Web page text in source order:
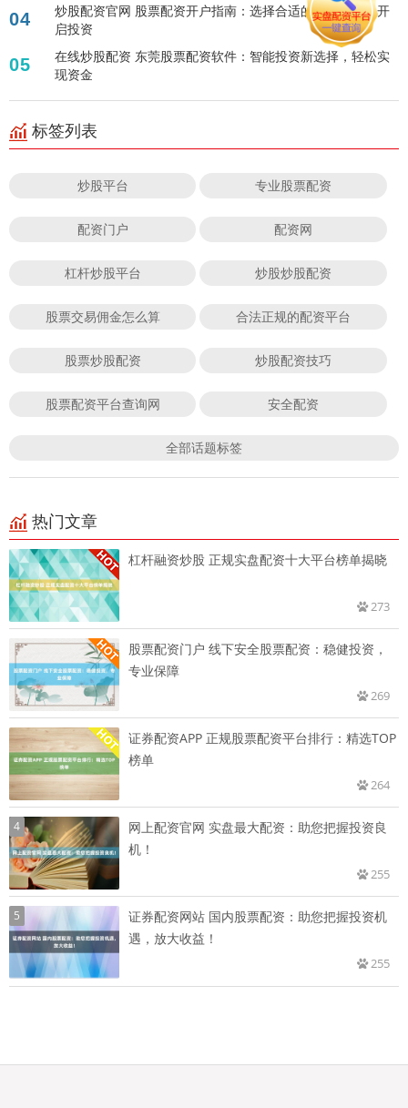
04
炒股配资官网 股票配资开户指南：选择合适的平台，轻松开
启投资
05
在线炒股配资 东莞股票配资软件：智能投资新选择，轻松实
现资金
标签列表
炒股平台 专业股票配资
配资门户 配资网
杠杆炒股平台 炒股炒股配资
股票交易佣金怎么算 合法正规的配资平台
股票炒股配资 炒股配资技巧
股票配资平台查询网 安全配资
全部话题标签
热门文章
杠杆融资炒股 正规实盘配资十大平台榜单揭晓
273
股票配资门户 线下安全股票配资：稳健投资，
专业保障
269
证券配资APP 正规股票配资平台排行：精选TOP
榜单
264
4
网上配资官网 实盘最大配资：助您把握投资良
机！
255
5
证券配资网站 国内股票配资：助您把握投资机
遇，放大收益！
255